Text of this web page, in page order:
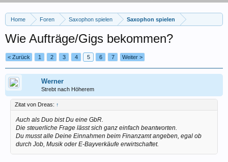
Home Foren Saxophon spielen Saxophon spielen
Wie Aufträge/Gigs bekommen?
< Zurück 1 2 3 4 5 6 7 Weiter >
Werner
Strebt nach Höherem
Zitat von Dreas: ↑
Auch als Duo bist Du eine GbR.
Die steuerliche Frage lässt sich ganz einfach beantworten.
Du musst alle Deine Einnahmen beim Finanzamt angeben, egal ob
durch Job, Musik oder E-Bayverkäufe erwirtschaftet.